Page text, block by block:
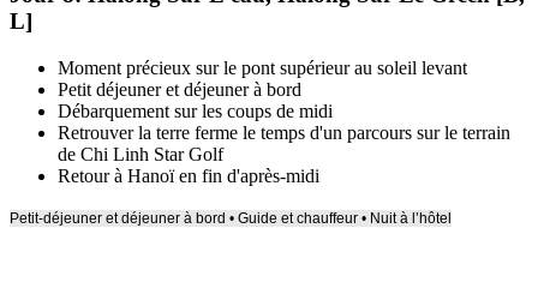
L]
Moment précieux sur le pont supérieur au soleil levant
Petit déjeuner et déjeuner à bord
Débarquement sur les coups de midi
Retrouver la terre ferme le temps d'un parcours sur le terrain
de Chi Linh Star Golf
Retour à Hanoï en fin d'après-midi
Petit-déjeuner et déjeuner à bord • Guide et chauffeur • Nuit à l’hôtel